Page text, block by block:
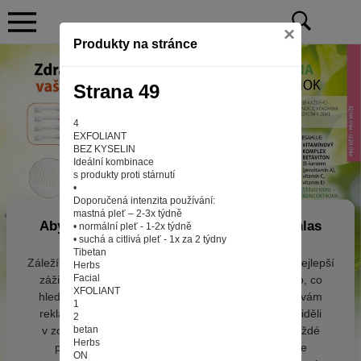
Produkty na stránce ×
Strana 49
4
EXFOLIANT
BEZ KYSELIN
Ideální kombinace
s produkty proti stárnutí
•
Doporučená intenzita používání:
mastná pleť – 2-3x týdně
• normální pleť - 1-2x týdně
• suchá a citlivá pleť - 1x za 2 týdny
Tibetan
Herbs
Facial
XFOLIANT
1
2
betan
Herbs
ON
Aby web fungoval tak, jak ho znáte (souhlas
s cookies)
Záleží nám na tom, aby pro vás nakupování bylo co nejlepší
zážitkem. Abyste na našich stránkách rychle našli to, co
hledáte, ušetřili spoustu klikání a nezobrazovaly se vám
reklamy na věci, které vás nezajímají. Abyste web viděli
v zobrazení na které jste zvyklí a nemuseli se pokaždé
přihlašovat. Proto od vás potřebujeme souhlas se